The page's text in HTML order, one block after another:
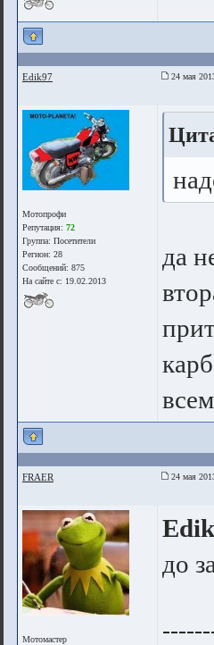
Edik97 24 мая
Мотопрофи
Репутация: 72
Группа: Посетители
Регион: 28
Сообщений: 875
На сайте с: 19.02.2013
да
FRAER 24 мая
Мотомастер
до